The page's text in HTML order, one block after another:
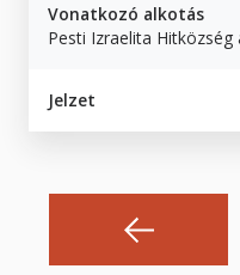
Vonatkozó alkotás
Pesti Izraelita
Jelzet